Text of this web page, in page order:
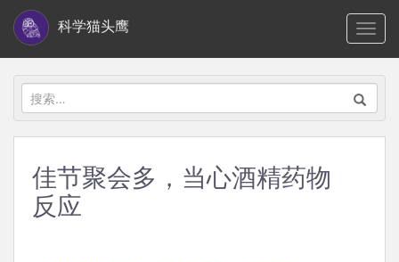
i
科学猫头鹰
搜
索：
佳节聚会多，当心酒精药物
反应